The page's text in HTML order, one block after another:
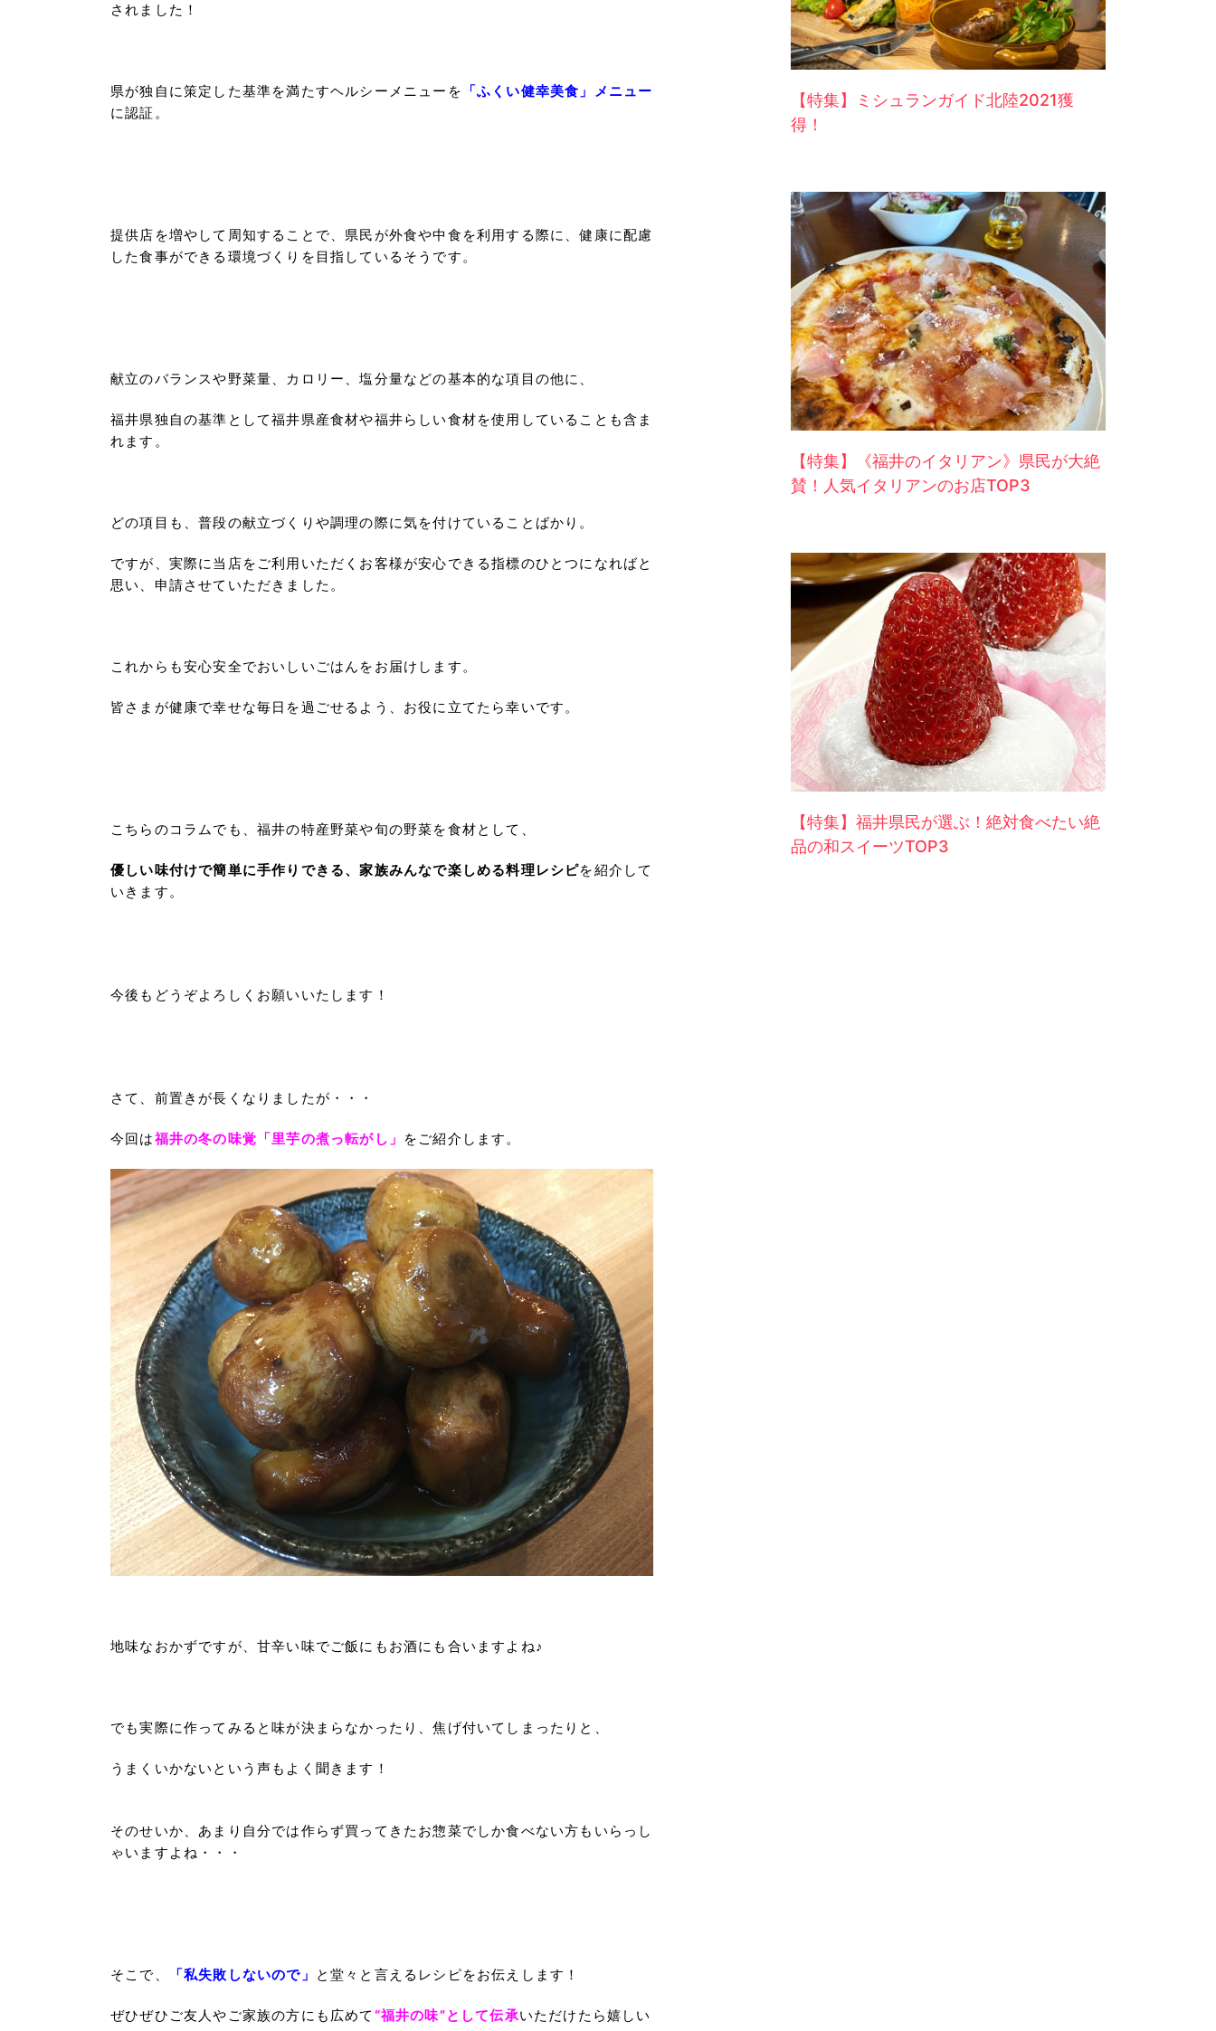
されました！
県が独自に策定した基準を満たすヘルシーメニューを 「ふくい健幸美食」メニュー
に認証。
提供店を増やして周知することで、県民が外食や中食を利用する際に、健康に配慮
した食事ができる環境づくりを目指しているそうです。
献立のバランスや野菜量、カロリー、塩分量などの基本的な項目の他に、
福井県独自の基準として福井県産食材や福井らしい食材を使用していることも含ま
れます。
どの項目も、普段の献立づくりや調理の際に気を付けていることばかり。
ですが、実際に当店をご利用いただくお客様が安心できる指標のひとつになればと
思い、申請させていただきました。
これからも安心安全でおいしいごはんをお届けします。
皆さまが健康で幸せな毎日を過ごせるよう、お役に立てたら幸いです。
こちらのコラムでも、福井の特産野菜や旬の野菜を食材として、
優しい味付けで簡単に手作りできる、家族みんなで楽しめる料理レシピを紹介して
いきます。
今後もどうぞよろしくお願いいたします！
さて、前置きが長くなりましたが・・・
今回は福井の冬の味覚「里芋の煮っ転がし」 をご紹介します。
地味なおかずですが、甘辛い味でご飯にもお酒にも合いますよね♪
でも実際に作ってみると味が決まらなかったり、焦げ付いてしまったりと、
うまくいかないという声もよく聞きます！
そのせいか、あまり自分では作らず買ってきたお惣菜でしか食べない方もいらっし
ゃいますよね・・・
そこで、 「私失敗しないので」 と堂々と言えるレシピをお伝えします！
ぜひぜひご友人やご家族の方にも広めて “福井の味”として伝承いただけたら嬉しい
【特集】ミシュランガイド北陸2021獲
得！
【特集】《福井のイタリアン》県民が大絶
賛！人気イタリアンのお店TOP3
【特集】福井県民が選ぶ！絶対食べたい絶
品の和スイーツTOP3